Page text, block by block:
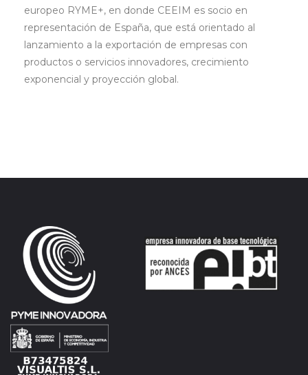
europeo RYME+, en donde CEEIM es socio en
representación de España, que está orientado al
lanzamiento a la exportación de empresas con
productos o servicios innovadores, crecimiento
exponencial y proyección global.